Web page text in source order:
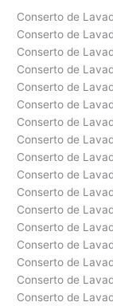
Conserto de
Conserto de
Conserto de
Conserto de
Conserto de
Conserto de
Conserto de
Conserto de
Conserto de
Conserto de
Conserto de
Conserto de
Conserto de
Conserto de
Conserto de
Conserto de
Conserto de